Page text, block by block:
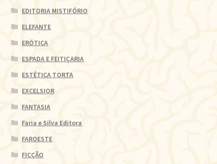
EDITORIA MISTIFÓRIO
ELEFANTE
ERÓTICA
ESPADA E FEITIÇARIA
ESTÉTICA TORTA
EXCELSIOR
FANTASIA
Faria e Silva Editora
FAROESTE
FICÇÃO